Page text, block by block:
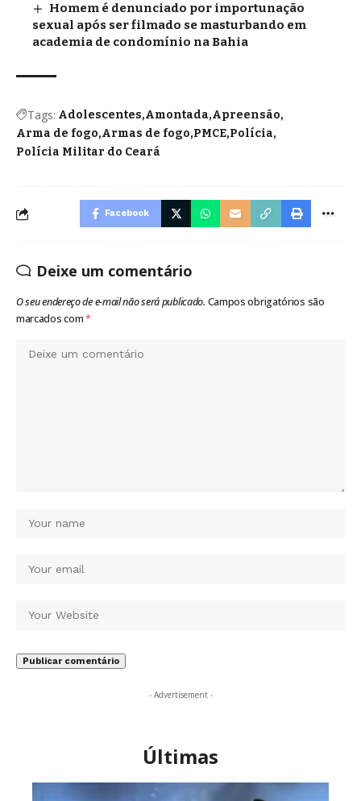
Homem é denunciado por importunação
sexual após ser filmado se masturbando em
academia de condomínio na Bahia
Tags: Adolescentes Amontada Apreensão
Arma de fogo Armas de fogo PMCE Polícia
Polícia Militar do Ceará
Facebook
Deixe um comentário
O seu endereço de e-mail não será publicado. Campos obrigatórios são
marcados com*
- Advertisement -
Últimas